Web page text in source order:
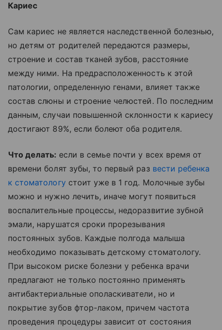
Кариес
Сам кариес не является наследственной болезнью,
но детям от родителей передаются размеры,
строение и состав тканей зубов, расстояние
между ними. На предрасположенность к этой
патологии, определенную генами, влияет также
состав слюны и строение челюстей. По последним
данным, случаи повышенной склонности к кариесу
достигают 89%, если болеют оба родителя.
Что делать: если в семье почти у всех время от
времени болят зубы, то первый раз вести ребенка
к стоматологу стоит уже в 1 год. Молочные зубы
можно и нужно лечить, иначе могут появиться
воспалительные процессы, недоразвитие зубной
эмали, нарушатся сроки прорезывания
постоянных зубов. Каждые полгода малыша
необходимо показывать детскому стоматологу.
При высоком риске болезни у ребенка врачи
предлагают не только постоянно применять
антибактериальные ополаскиватели, но и
покрытие зубов фтор-лаком, причем частота
проведения процедуры зависит от состояния